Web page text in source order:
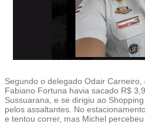
Segundo o delegado Odair
Fabiano Fortuna havia sacado R$
Sussuarana, e se dirigiu ao
pelos assaltantes. No
e tentou correr, mas Michel